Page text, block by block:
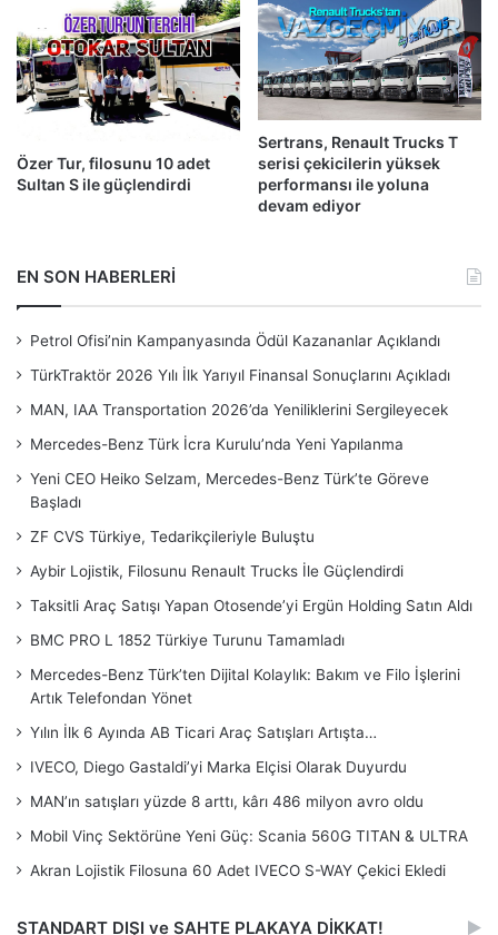
Özer Tur, filosunu 10 adet
Sultan S ile güçlendirdi
Sertrans, Renault Trucks T
serisi çekicilerin yüksek
performansı ile yoluna
devam ediyor
EN SON HABERLERİ
Petrol Ofisi’nin Kampanyasında Ödül Kazananlar Açıklandı
TürkTraktör 2026 Yılı İlk Yarıyıl Finansal Sonuçlarını Açıkladı
MAN, IAA Transportation 2026’da Yeniliklerini Sergileyecek
Mercedes-Benz Türk İcra Kurulu’nda Yeni Yapılanma
Yeni CEO Heiko Selzam, Mercedes-Benz Türk’te Göreve
Başladı
ZF CVS Türkiye, Tedarikçileriyle Buluştu
Aybir Lojistik, Filosunu Renault Trucks İle Güçlendirdi
Taksitli Araç Satışı Yapan Otosende’yi Ergün Holding Satın Aldı
BMC PRO L 1852 Türkiye Turunu Tamamladı
Mercedes-Benz Türk’ten Dijital Kolaylık: Bakım ve Filo İşlerini
Artık Telefondan Yönet
Yılın İlk 6 Ayında AB Ticari Araç Satışları Artışta…
IVECO, Diego Gastaldi’yi Marka Elçisi Olarak Duyurdu
MAN’ın satışları yüzde 8 arttı, kârı 486 milyon avro oldu
Mobil Vinç Sektörüne Yeni Güç: Scania 560G TITAN & ULTRA
Akran Lojistik Filosuna 60 Adet IVECO S-WAY Çekici Ekledi
STANDART DIŞI ve SAHTE PLAKAYA DİKKAT!